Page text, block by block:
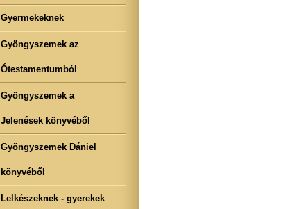
Gyermekeknek
Gyöngyszemek az
Ótestamentumból
Gyöngyszemek a
Jelenések könyvéből
Gyöngyszemek Dániel
könyvéből
Lelkészeknek - gyerekek